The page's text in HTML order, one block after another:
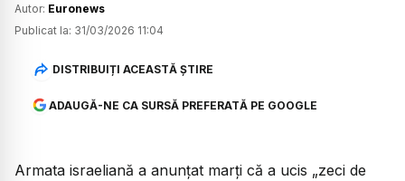
Autor: Euronews
Publicat la: 31/03/2026 11:04
DISTRIBUIȚI ACEASTĂ ȘTIRE
ADAUGĂ-NE CA SURSĂ PREFERATĂ PE GOOGLE
Armata israeliană a anunțat marți că a ucis „zeci de